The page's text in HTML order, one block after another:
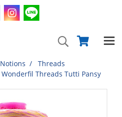
Notions
Threads
Wonderfil Threads Tutti Pansy